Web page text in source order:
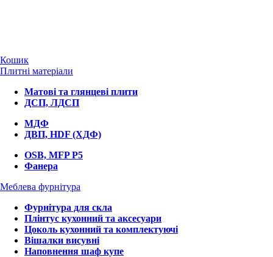
Кошик
Плитні матеріали
Матові та глянцеві плити
ДСП, ЛДСП
МДФ
ДВП, HDF (ХДФ)
OSB, MFP P5
Фанера
Меблева фурнітура
Фурнітура для скла
Плінтус кухонний та аксесуари
Цоколь кухонний та комплектуючі
Вішалки висувні
Наповнення шаф купе